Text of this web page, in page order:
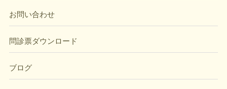
お問い合わせ
問診票ダウンロード
ブログ